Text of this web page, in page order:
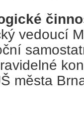
vedoucí
města